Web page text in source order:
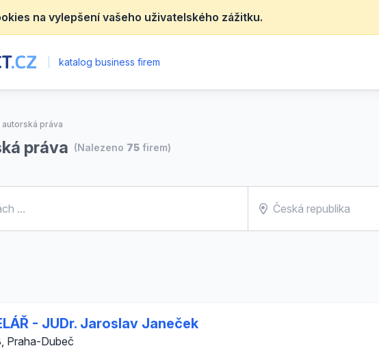
na vylepšení vašeho uživatelského zážitku.
katalog business firem
autorská práva
práva (Nalezeno 75 firem)
- JUDr. Jaroslav Janeček
Praha-Dubeč